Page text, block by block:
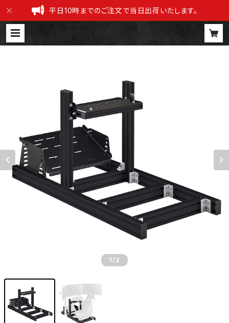
平日10時までのご注文で当日出荷いたします。
1 /2